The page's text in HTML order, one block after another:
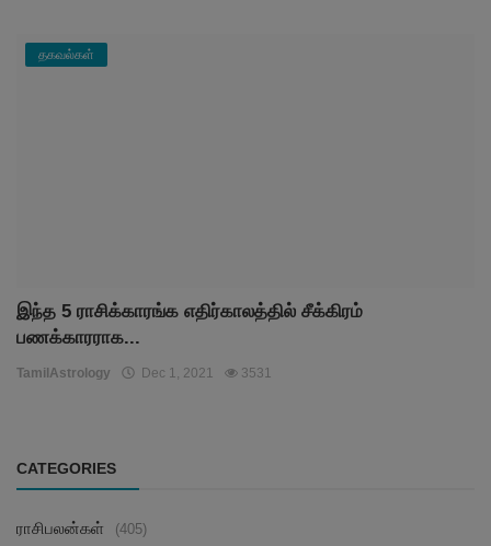
தகவல்கள்
இந்த 5 ராசிக்காரங்க எதிர்காலத்தில் சீக்கிரம்
பணக்காரராக...
TamilAstrology Dec 1, 2021 3531
CATEGORIES
ராசிபலன்கள் (405)